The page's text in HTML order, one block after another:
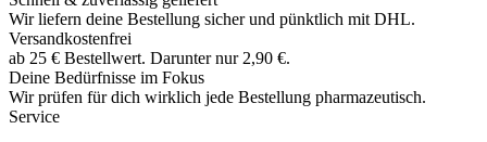
Wir liefern deine Bestellung sicher und pünktlich mit DHL.
Versandkostenfrei
ab 25 € Bestellwert. Darunter nur 2,90 €.
Deine Bedürfnisse im Fokus
Wir prüfen für dich wirklich jede Bestellung pharmazeutisch.
Service